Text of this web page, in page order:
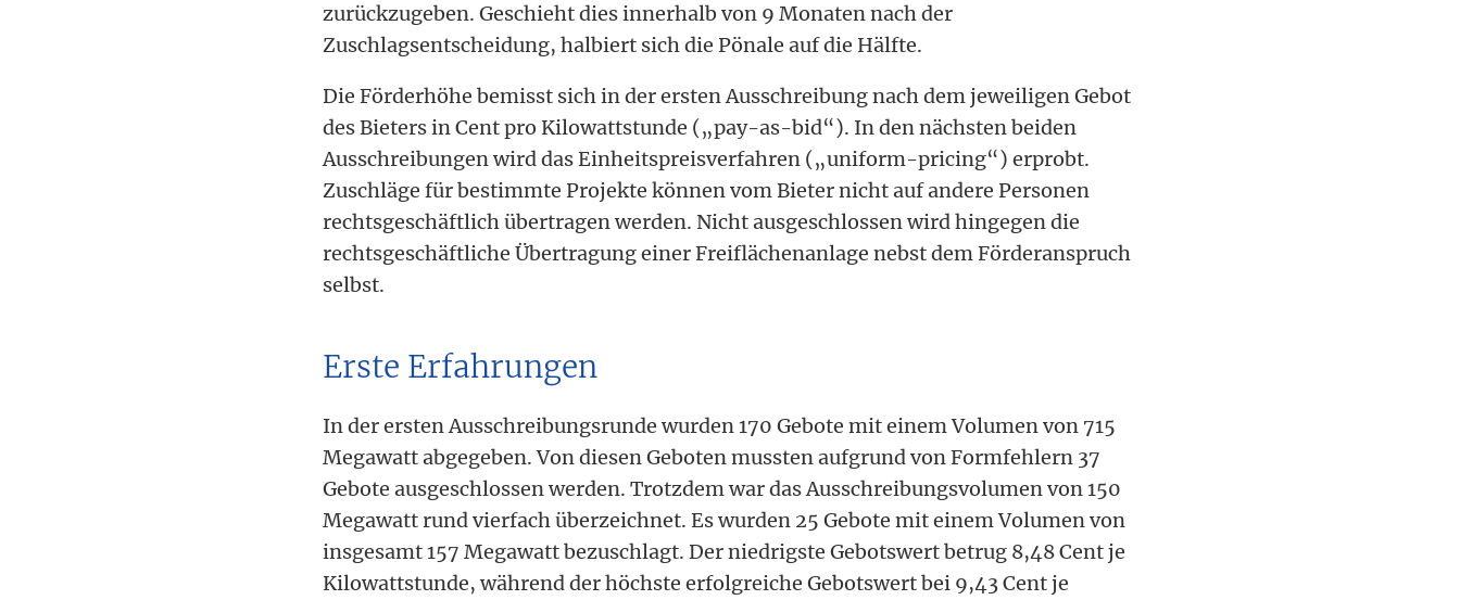
zurückzugeben. Geschieht dies innerhalb von 9 Monaten nach der
Zuschlagsentscheidung, halbiert sich die Pönale auf die Hälfte.
Die Förderhöhe bemisst sich in der ersten Ausschreibung nach dem jeweiligen Gebot
des Bieters in Cent pro Kilowattstunde („pay-as-bid“). In den nächsten beiden
Ausschreibungen wird das Einheitspreisverfahren („uniform-pricing“) erprobt.
Zuschläge für bestimmte Projekte können vom Bieter nicht auf andere Personen
rechtsgeschäftlich übertragen werden. Nicht ausgeschlossen wird hingegen die
rechtsgeschäftliche Übertragung einer Freiflächenanlage nebst dem Förderanspruch
selbst.
Erste Erfahrungen
In der ersten Ausschreibungsrunde wurden 170 Gebote mit einem Volumen von 715
Megawatt abgegeben. Von diesen Geboten mussten aufgrund von Formfehlern 37
Gebote ausgeschlossen werden. Trotzdem war das Ausschreibungsvolumen von 150
Megawatt rund vierfach überzeichnet. Es wurden 25 Gebote mit einem Volumen von
insgesamt 157 Megawatt bezuschlagt. Der niedrigste Gebotswert betrug 8,48 Cent je
Kilowattstunde, während der höchste erfolgreiche Gebotswert bei 9,43 Cent je